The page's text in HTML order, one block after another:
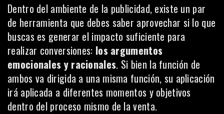
Dentro del ambiente de la publicidad, existe un par
de herramienta que debes saber aprovechar si lo que
buscas es generar el impacto suficiente para
realizar conversiones: los argumentos
emocionales y racionales. Si bien la función de
ambos va dirigida a una misma función, su aplicación
irá aplicada a diferentes momentos y objetivos
dentro del proceso mismo de la venta.